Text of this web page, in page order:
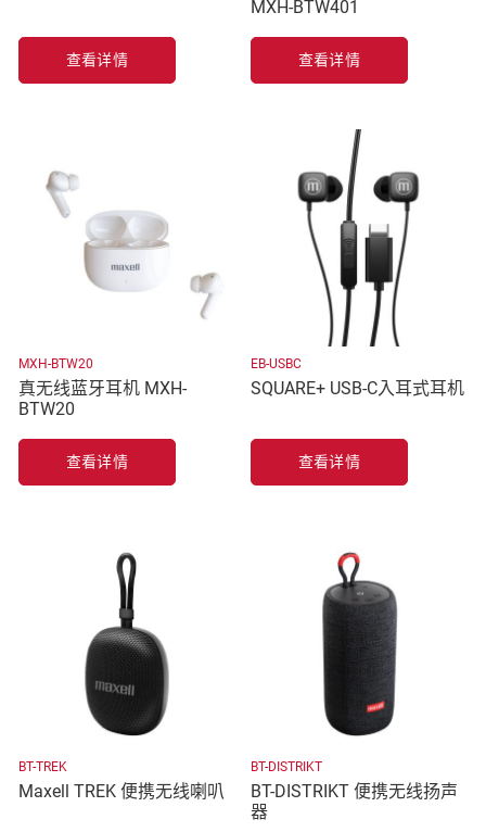
查看详情
MXH-BTW401
查看详情
MXH-BTW20
真无线蓝牙耳机 MXH-
BTW20
查看详情
EB-USBC
SQUARE+ USB-C入耳式耳机
查看详情
BT-TREK
Maxell TREK 便携无线喇叭
BT-DISTRIKT
BT-DISTRIKT 便携无线扬声
器